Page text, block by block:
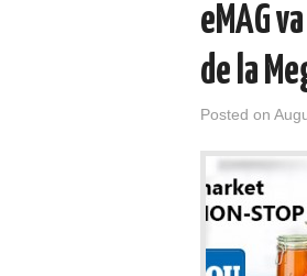
eMAG
de la
Posted on